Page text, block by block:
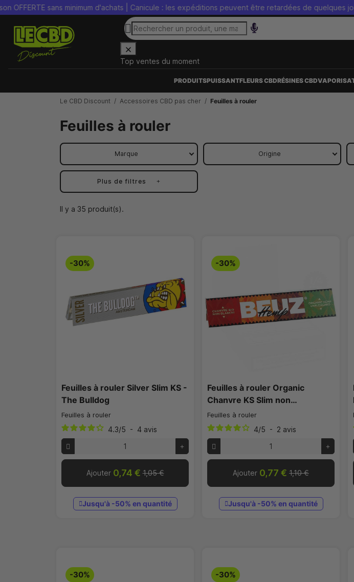
sans minimum d'achats | Canicule : les expéditions peuvent être retardées de quelques jours.
Top ventes du moment
PRODUITSPUISSANTFLEURS CBDRÉSINES CBD
Le CBD Discount Accessoires CBD pas cher Feuilles à rouler
Feuilles à rouler
Marque Origine
Plus de filtres
Il y a 35 produit(s).
-30%
Feuilles à rouler Silver Slim KS -
The Bulldog
Feuilles à rouler
4.3/5 - 4 avis
Ajouter 0,74 € 1,05 €
Jusqu'à -50% en quantité
-30%
Feuilles à rouler Organic
Chanvre KS Slim non…
Feuilles à rouler
4/5 - 2 avis
Ajouter 0,77 € 1,10 €
Jusqu'à -50% en quantité
-30% -30%